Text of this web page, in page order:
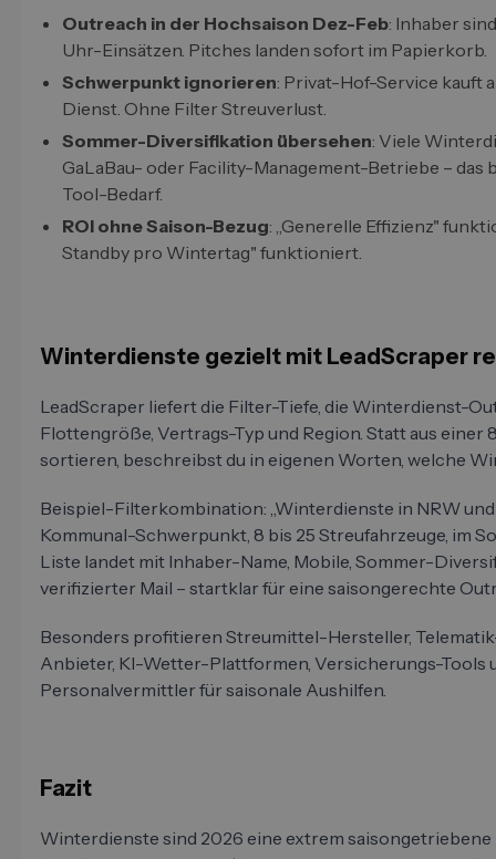
Outreach in der Hochsaison Dez-Feb: Inhaber
Uhr-Einsätzen. Pitches landen sofort im Papierkorb.
Schwerpunkt ignorieren: Privat-Hof-Service kauft
Dienst. Ohne Filter Streuverlust.
Sommer-Diversifikation übersehen: Viele
GaLaBau- oder Facility-Management-Betriebe –
Tool-Bedarf.
ROI ohne Saison-Bezug: „Generelle Effizienz"
Standby pro Wintertag" funktioniert.
Winterdienste gezielt mit LeadScraper
LeadScraper liefert die Filter-Tiefe, die Winterdienst-
Flottengröße, Vertrags-Typ und Region. Statt aus einer
sortieren, beschreibst du in eigenen Worten, welche
Beispiel-Filterkombination: „Winterdienste in NRW
Kommunal-Schwerpunkt, 8 bis 25 Streufahrzeuge, im
Liste landet mit Inhaber-Name, Mobile, Sommer-
verifizierter Mail – startklar für eine saisongerechte
Besonders profitieren Streumittel-Hersteller,
Anbieter, KI-Wetter-Plattformen, Versicherungs-Tools
Personalvermittler für saisonale Aushilfen.
Fazit
Winterdienste sind 2026 eine extrem saisongetriebene